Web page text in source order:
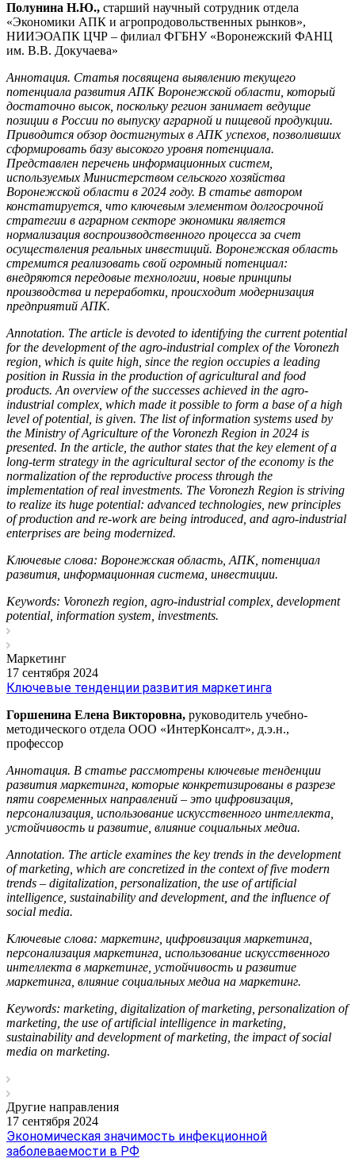
Полунина Н.Ю., старший научный сотрудник отдела
«Экономики АПК и агропродовольственных рынков»,
НИИЭОАПК ЦЧР – филиал ФГБНУ «Воронежский ФАНЦ
им. В.В. Докучаева»
Аннотация. Статья посвящена выявлению текущего
потенциала развития АПК Воронежской области, который
достаточно высок, поскольку регион занимает ведущие
позиции в России по выпуску аграрной и пищевой продукции.
Приводится обзор достигнутых в АПК успехов, позволивших
сформировать базу высокого уровня потенциала.
Представлен перечень информационных систем,
используемых Министерством сельского хозяйства
Воронежской области в 2024 году. В статье автором
констатируется, что ключевым элементом долгосрочной
стратегии в аграрном секторе экономики является
нормализация воспроизводственного процесса за счет
осуществления реальных инвестиций. Воронежская область
стремится реализовать свой огромный потенциал:
внедряются передовые технологии, новые принципы
производства и переработки, происходит модернизация
предприятий АПК.
Annotation. The article is devoted to identifying the current potential
for the development of the agro-industrial complex of the Voronezh
region, which is quite high, since the region occupies a leading
position in Russia in the production of agricultural and food
products. An overview of the successes achieved in the agro-
industrial complex, which made it possible to form a base of a high
level of potential, is given. The list of information systems used by
the Ministry of Agriculture of the Voronezh Region in 2024 is
presented. In the article, the author states that the key element of a
long-term strategy in the agricultural sector of the economy is the
normalization of the reproductive process through the
implementation of real investments. The Voronezh Region is striving
to realize its huge potential: advanced technologies, new principles
of production and re-work are being introduced, and agro-industrial
enterprises are being modernized.
Ключевые слова: Воронежская область, АПК, потенциал
развития, информационная система, инвестиции.
Keywords: Voronezh region, agro-industrial complex, development
potential, information system, investments.
Маркетинг
17 сентября 2024
Ключевые тенденции развития маркетинга
Горшенина Елена Викторовна, руководитель учебно-
методического отдела ООО «ИнтерКонсалт», д.э.н.,
профессор
Аннотация. В статье рассмотрены ключевые тенденции
развития маркетинга, которые конкретизированы в разрезе
пяти современных направлений – это цифровизация,
персонализация, использование искусственного интеллекта,
устойчивость и развитие, влияние социальных медиа.
Annotation. The article examines the key trends in the development
of marketing, which are concretized in the context of five modern
trends – digitalization, personalization, the use of artificial
intelligence, sustainability and development, and the influence of
social media.
Ключевые слова: маркетинг, цифровизация маркетинга,
персонализация маркетинга, использование искусственного
интеллекта в маркетинге, устойчивость и развитие
маркетинга, влияние социальных медиа на маркетинг.
Keywords: marketing, digitalization of marketing, personalization of
marketing, the use of artificial intelligence in marketing,
sustainability and development of marketing, the impact of social
media on marketing.
Другие направления
17 сентября 2024
Экономическая значимость инфекционной
заболеваемости в РФ